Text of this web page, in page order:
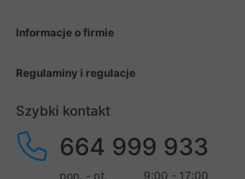
Informacje o firmie
Regulaminy i regulacje
Szybki kontakt
664 999 933
pon. - pt. 9:00 - 17:00